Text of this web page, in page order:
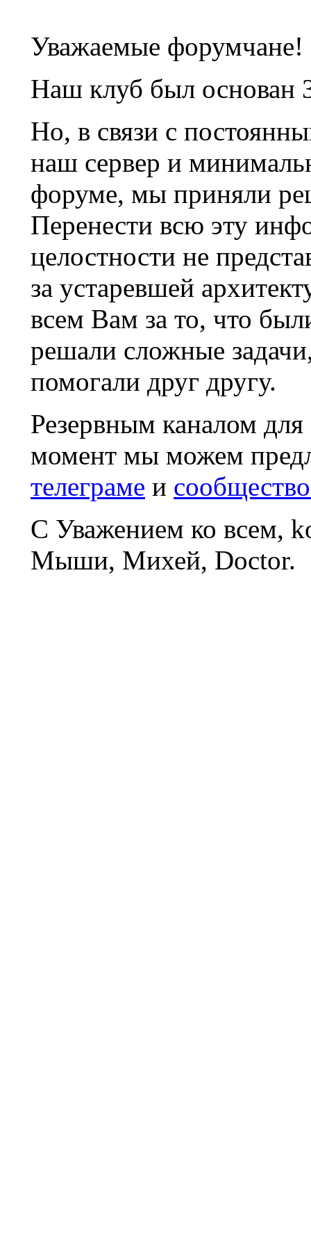
Уважаемые форумчане!
Наш клуб был основан
Но, в связи с
наш сервер и
форуме, мы приняли
Перенести всю эту
целостности не
за устаревшей
всем Вам за то, что
решали сложные
помогали друг другу.
Резервным каналом
момент мы можем
телеграме и
С Уважением ко всем,
Мыши, Михей, Doctor.